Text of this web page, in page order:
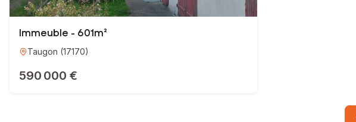
Immeuble - 601m²
Taugon (17170)
590 000 €